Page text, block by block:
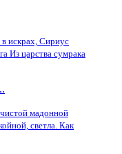
в искрах, Сириус
Из царства сумрака
мадонной
светла. Как